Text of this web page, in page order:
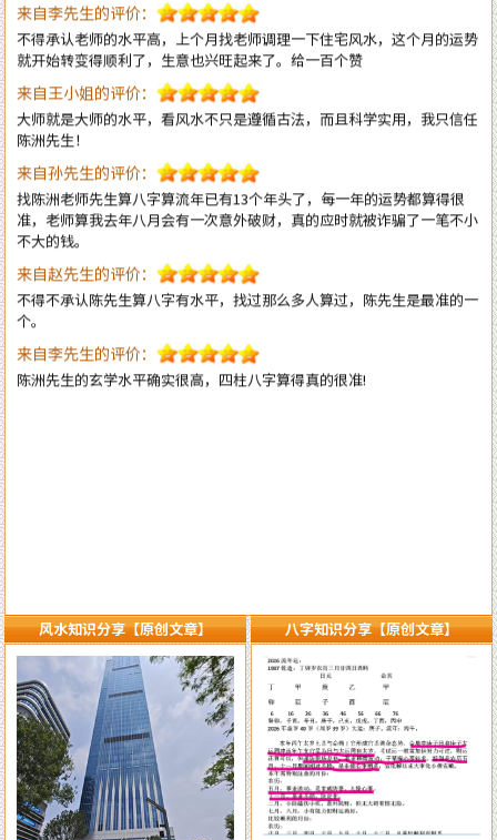
来自王小姐的评价：
大师就是大师的水平，看风水不只是遵循古法，而且科学实用，我只信任
陈洲先生！
来自孙先生的评价：
找陈洲老师先生算八字算流年已有13个年头了，每一年的运势都算得很
准，老师算我去年八月会有一次意外破财，真的应时就被诈骗了一笔不小
不大的钱。
来自赵先生的评价：
不得不承认陈先生算八字有水平，找过那么多人算过，陈先生是最准的一
个。
来自李先生的评价：
陈洲先生的玄学水平确实很高，四柱八字算得真的很准!
风水知识分享【原创文章】 八字知识分享【原创文章】